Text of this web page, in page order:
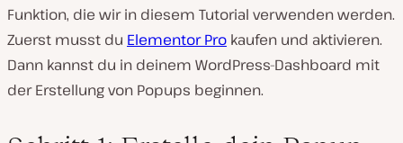
Funktion, die wir in diesem Tutorial verwenden werden.
Zuerst musst du Elementor Pro kaufen und aktivieren.
Dann kannst du in deinem WordPress-Dashboard mit
der Erstellung von Popups beginnen.